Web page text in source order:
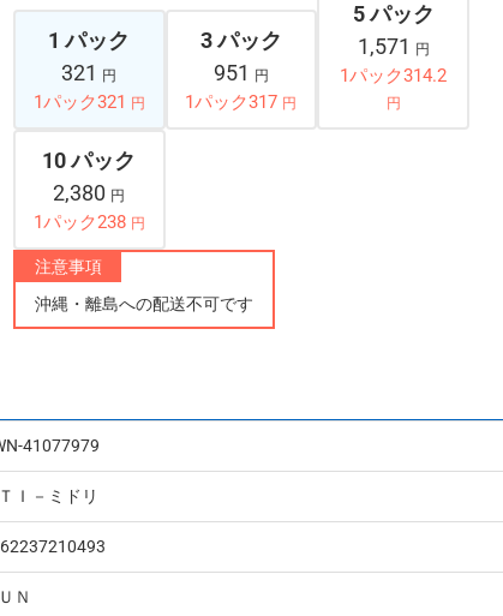
1 パック
321
円
1パック321 円
3 パック
951
円
1パック317 円
5 パック
1,571
円
1パック314.2
円
10 パック
2,380 円
1パック238 円
注意事項
沖縄・離島への配送不可です
41077979
Ｉ－ミドリ
Ｎ